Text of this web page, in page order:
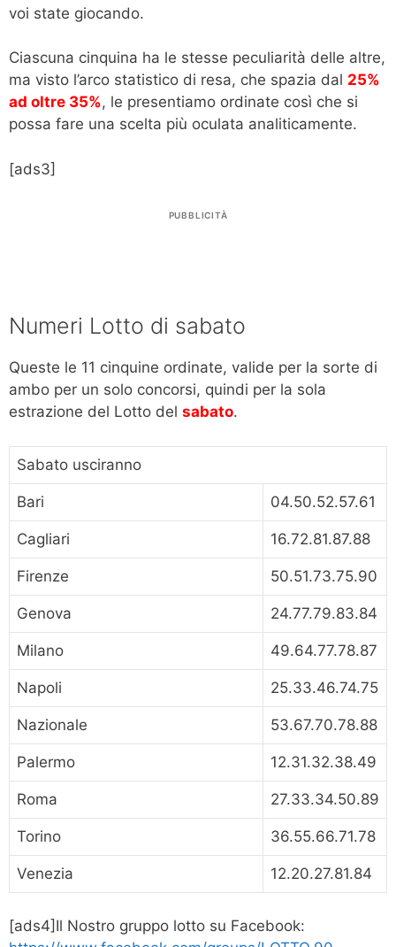
voi state giocando.
Ciascuna cinquina ha le stesse peculiarità delle altre,
ma visto l’arco statistico di resa, che spazia dal 25%
ad oltre 35%, le presentiamo ordinate così che si
possa fare una scelta più oculata analiticamente.
[ads3]
PUBBLICITÀ
Numeri Lotto di sabato
Queste le 11 cinquine ordinate, valide per la sorte di
ambo per un solo concorsi, quindi per la sola
estrazione del Lotto del sabato.
Sabato usciranno
Bari 04.50.52.57.61
Cagliari 16.72.81.87.88
Firenze 50.51.73.75.90
Genova 24.77.79.83.84
Milano 49.64.77.78.87
Napoli 25.33.46.74.75
Nazionale 53.67.70.78.88
Palermo 12.31.32.38.49
Roma 27.33.34.50.89
Torino 36.55.66.71.78
Venezia 12.20.27.81.84
[ads4]Il Nostro gruppo lotto su Facebook: